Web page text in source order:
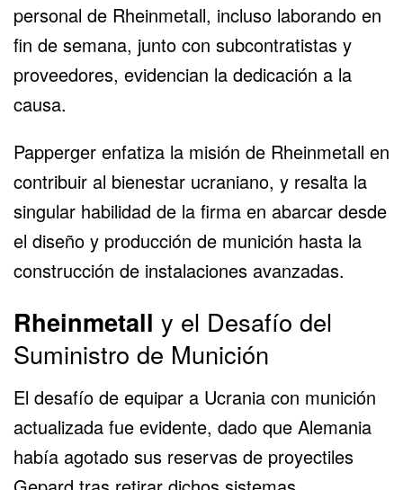
personal de Rheinmetall, incluso laborando en
fin de semana, junto con subcontratistas y
proveedores, evidencian la dedicación a la
causa.
Papperger enfatiza la misión de Rheinmetall en
contribuir al bienestar ucraniano, y resalta la
singular habilidad de la firma en abarcar desde
el diseño y producción de munición hasta la
construcción de instalaciones avanzadas.
Rheinmetall y el Desafío del
Suministro de Munición
El desafío de equipar a Ucrania con munición
actualizada fue evidente, dado que Alemania
había agotado sus reservas de proyectiles